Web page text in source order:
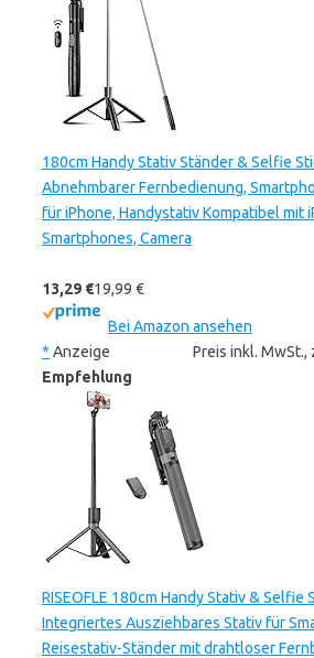
180cm Handy Stativ Ständer & Selfie
Abnehmbarer Fernbedienung,
für iPhone, Handystativ Kompatibel mit
Smartphones, Camera
13,29 €19,99 €
Bei Amazon ansehen
* Anzeige
Preis inkl.
Empfehlung
RISEOFLE 180cm Handy Stativ & Selfie
Integriertes Ausziehbares Stativ für
Reisestativ-Ständer mit drahtloser